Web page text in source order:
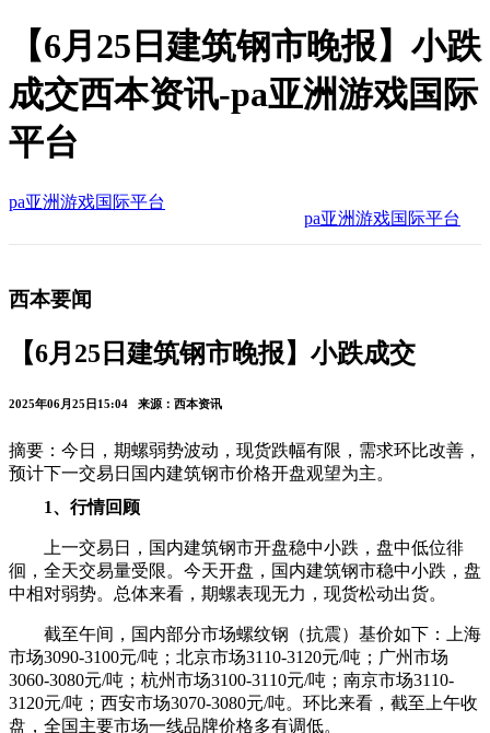
【6月25日建筑钢市晚报】小跌
成交西本资讯-pa亚洲游戏国际
平台
pa亚洲游戏国际平台
pa亚洲游戏国际平台
西本要闻
【6月25日建筑钢市晚报】小跌成交
2025年06月25日15:04 来源：西本资讯
摘要：今日，期螺弱势波动，现货跌幅有限，需求环比改善，
预计下一交易日国内建筑钢市价格开盘观望为主。
1、行情回顾
上一交易日，国内建筑钢市开盘稳中小跌，盘中低位徘
徊，全天交易量受限。今天开盘，国内建筑钢市稳中小跌，盘
中相对弱势。总体来看，期螺表现无力，现货松动出货。
截至午间，国内部分市场螺纹钢（抗震）基价如下：上海
市场3090-3100元/吨；北京市场3110-3120元/吨；广州市场
3060-3080元/吨；杭州市场3100-3110元/吨；南京市场3110-
3120元/吨；西安市场3070-3080元/吨。环比来看，截至上午收
盘，全国主要市场一线品牌价格多有调低。